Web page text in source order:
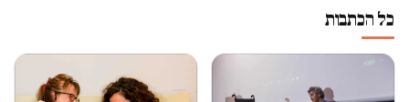
כל הכתבות